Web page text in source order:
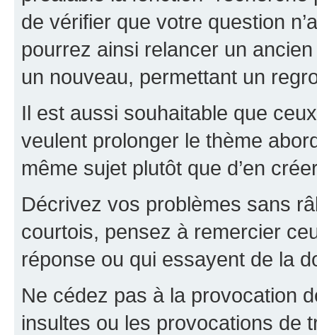
de vérifier que votre question
pourrez ainsi relancer un
un nouveau, permettant un
Il est aussi souhaitable que
veulent prolonger le thème
même sujet plutôt que d’en
Décrivez vos problèmes sans
courtois, pensez à remercier
réponse ou qui essayent de la
Ne cédez pas à la provocation
insultes ou les provocations de